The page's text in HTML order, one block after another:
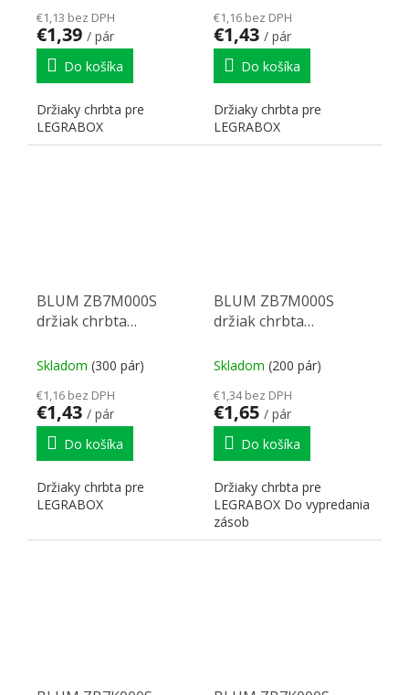
€1,13 bez DPH
€1,39 / pár
Do košíka
Držiaky chrbta pre
LEGRABOX
€1,16 bez DPH
€1,43 / pár
Do košíka
Držiaky chrbta pre
LEGRABOX
BLUM ZB7M000S
držiak chrbta
Skladom (300 pár)
€1,16 bez DPH
€1,43 / pár
Do košíka
Držiaky chrbta pre
LEGRABOX
BLUM ZB7M000S
držiak chrbta
čierna CS-M
Skladom (200 pár)
€1,34 bez DPH
€1,65 / pár
Do košíka
Držiaky chrbta pre
LEGRABOX Do vypredania
zásob